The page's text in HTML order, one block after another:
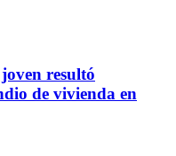
resultó
de vivienda en